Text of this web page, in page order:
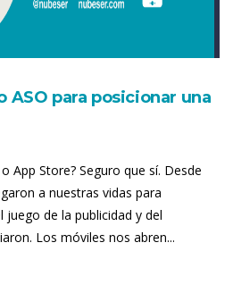
ASO para posicionar una
App Store? Seguro que sí. Desde
a nuestras vidas para
juego de la publicidad y del
Los móviles nos abren...